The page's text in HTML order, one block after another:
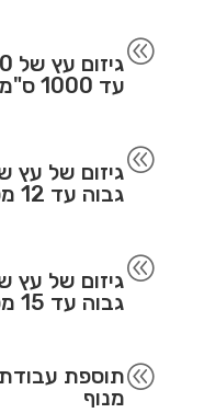
@
עד 1000 ס"מ גובה
@
גבוה עד 12 מטר גובה
@
גבוה עד 15 מטר גובה
@תוספת עבודת
מנוף